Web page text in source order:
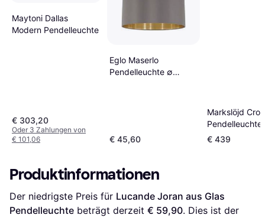
Maytoni Dallas
Modern Pendelleuchte
€ 303,20
Oder 3 Zahlungen von
€ 101,06
Eglo Maserlo
Pendelleuchte ∅
€ 45,60
Markslöjd
€ 439
Produktinformationen
Der niedrigste Preis für Lucande Joran aus Glas
Pendelleuchte beträgt derzeit € 59,90. Dies ist der